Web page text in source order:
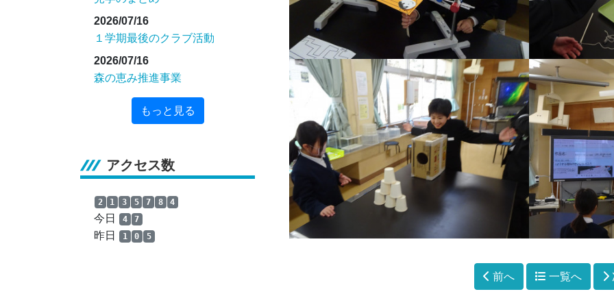
2026/07/16
１学期最後のクラブ活動
2026/07/16
森の恵み推進事業
もっと見る
アクセス数
2 1 3 5 7 8 4
今日 4 7
昨日 1 0 5
前へ 一覧へ